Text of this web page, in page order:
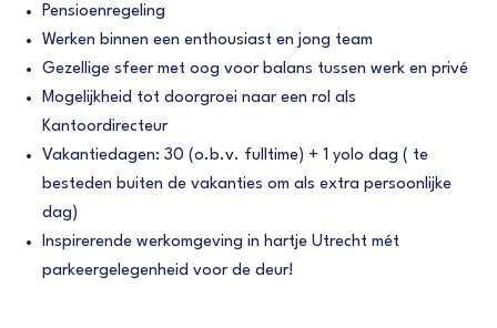
Pensioenregeling
Werken binnen een enthousiast en jong team
Gezellige sfeer met oog voor balans tussen werk en privé
Mogelijkheid tot doorgroei naar een rol als
Kantoordirecteur
Vakantiedagen: 30 (o.b.v. fulltime) + 1 yolo dag ( te
besteden buiten de vakanties om als extra persoonlijke
dag)
Inspirerende werkomgeving in hartje Utrecht mét
parkeergelegenheid voor de deur!